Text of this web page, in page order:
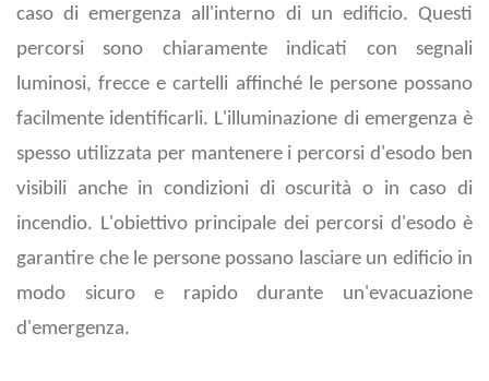
caso di emergenza all'interno di un edificio. Questi
percorsi sono chiaramente indicati con segnali
luminosi, frecce e cartelli affinché le persone possano
facilmente identificarli. L'illuminazione di emergenza è
spesso utilizzata per mantenere i percorsi d'esodo ben
visibili anche in condizioni di oscurità o in caso di
incendio. L'obiettivo principale dei percorsi d'esodo è
garantire che le persone possano lasciare un edificio in
modo sicuro e rapido durante un'evacuazione
d'emergenza.